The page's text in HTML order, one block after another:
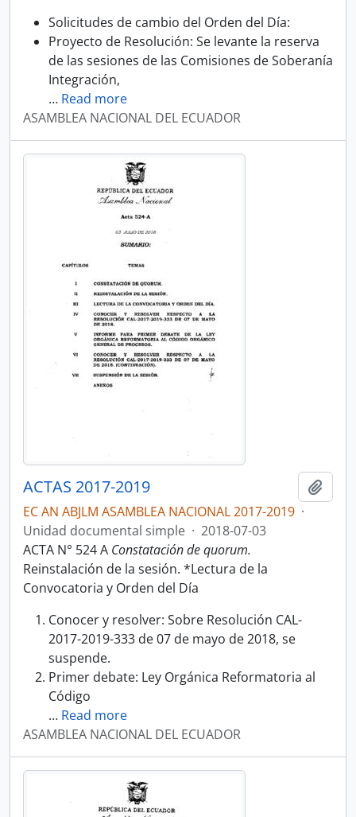
Solicitudes de cambio del Orden del Día:
Proyecto de Resolución: Se levante la reserva
de las sesiones de las Comisiones de Soberanía
Integración,
… Read more
ASAMBLEA NACIONAL DEL ECUADOR
ACTAS 2017-2019
EC AN ABJLM ASAMBLEA NACIONAL 2017-2019 ·
Unidad documental simple · 2018-07-03
ACTA N° 524 A Constatación de quorum.
Reinstalación de la sesión. *Lectura de la
Convocatoria y Orden del Día
Conocer y resolver: Sobre Resolución CAL-
2017-2019-333 de 07 de mayo de 2018, se
suspende.
Primer debate: Ley Orgánica Reformatoria al
Código
… Read more
ASAMBLEA NACIONAL DEL ECUADOR